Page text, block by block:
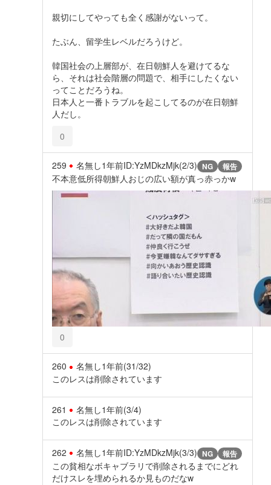
親切にしてやっても全く感謝がないって。
たぶん、留学生レベルだろうけど。
韓国社会の上層部が、在日朝鮮人を避けてるな
ら、それは社会階層の問題で、相手にしたくない
ってことだろうね。
日本人と一番トラブルを起こしてるのが在日朝鮮
人だし。
0
259 名無し1年前ID:YzMDkzMjk(2/3) NG 報告
不本意低所得朝鮮人おじの広い額が真っ赤っかw
0
260 名無し1年前(31/32)
このレスは削除されています
261 名無し1年前(3/4)
このレスは削除されています
262 名無し1年前ID:YzMDkzMjk(3/3) NG 報告
この貧相なボキャブラリで削除されるまでにどれ
だけスレを埋められるか見ものだなw